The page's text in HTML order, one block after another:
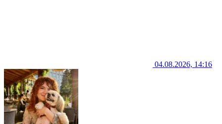
04.08.2026, 14:16